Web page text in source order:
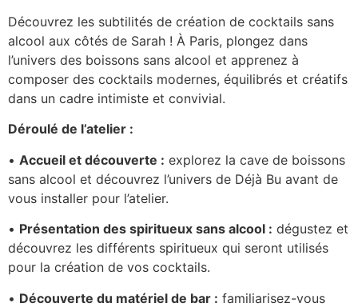
Découvrez les subtilités de création de cocktails sans
alcool aux côtés de Sarah ! À Paris, plongez dans
l’univers des boissons sans alcool et apprenez à
composer des cocktails modernes, équilibrés et créatifs
dans un cadre intimiste et convivial.
Déroulé de l’atelier :
• Accueil et découverte : explorez la cave de boissons
sans alcool et découvrez l’univers de Déjà Bu avant de
vous installer pour l’atelier.
• Présentation des spiritueux sans alcool : dégustez et
découvrez les différents spiritueux qui seront utilisés
pour la création de vos cocktails.
• Découverte du matériel de bar : familiarisez-vous